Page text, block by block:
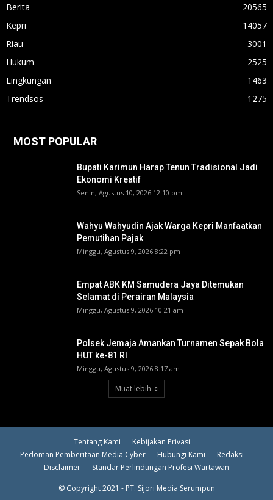
Berita
20565
Kepri
14057
Riau
3001
Hukum
2525
Lingkungan
1463
Trendsos
1275
MOST POPULAR
Bupati Karimun Harap Tenun Tradisional Jadi
Ekonomi Kreatif
Senin, Agustus 10, 2026 12:10 pm
Wahyu Wahyudin Ajak Warga Kepri Manfaatkan
Pemutihan Pajak
Minggu, Agustus 9, 2026 8:22 pm
Empat ABK KM Samudera Jaya Ditemukan
Selamat di Perairan Malaysia
Minggu, Agustus 9, 2026 10:21 am
Polsek Jemaja Amankan Turnamen Sepak Bola
HUT ke-81 RI ‎
Minggu, Agustus 9, 2026 8:17 am
Muat lebih
Tentang Kami
Kebijakan Privasi
Pedoman Pemberitaan Media Cyber
Hubungi Kami
Redaksi
Disclaimer
Standar Perlindungan Profesi Wartawan
© Copyright 2021 - PT. Sijori Media Serumpun